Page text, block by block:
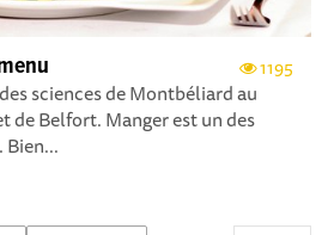
1195
sciences de Montbéliard au
de Belfort. Manger est un des
Bien...